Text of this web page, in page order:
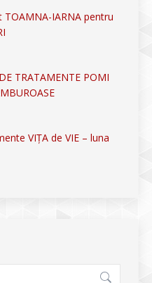
IARNA pentru
TRATAMENTE POMI
VIȚA de VIE – luna